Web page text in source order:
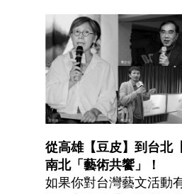
從高雄【豆皮】到台北
南北「藝術共饗」！
如果你對台灣藝文活動